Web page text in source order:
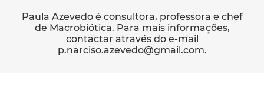
Paula Azevedo é consultora, professora e chef
de Macrobiótica. Para mais informações,
contactar através do e-mail
p.narciso.azevedo@gmail.com.